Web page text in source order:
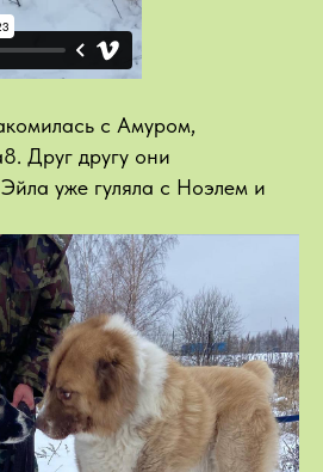
с Амуром,
Друг другу они
уже гуляла с Ноэлем и